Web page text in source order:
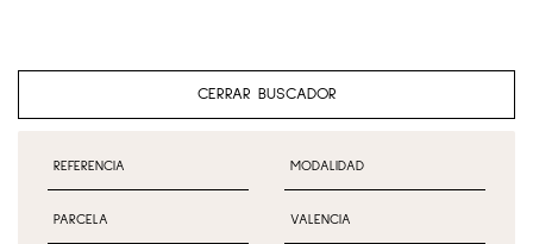
CERRAR BUSCADOR